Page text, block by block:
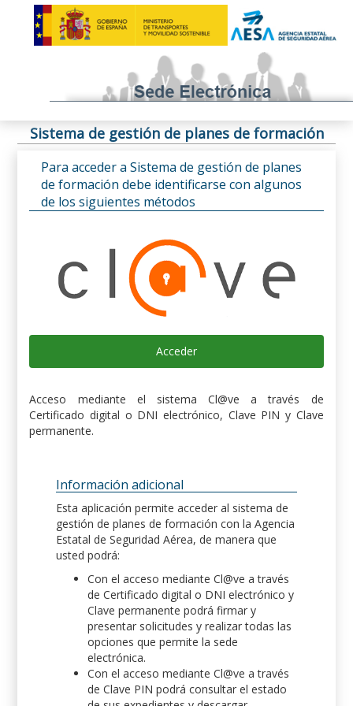
Sistema de gestión de planes de formación
Para acceder a Sistema de gestión de planes
de formación debe identificarse con algunos
de los siguientes métodos
Acceder
Acceso mediante el sistema Cl@ve a través de
Certificado digital o DNI electrónico, Clave PIN y Clave
permanente.
Información adicional
Esta aplicación permite acceder al sistema de
gestión de planes de formación con la Agencia
Estatal de Seguridad Aérea, de manera que
usted podrá:
Con el acceso mediante Cl@ve a través
de Certificado digital o DNI electrónico y
Clave permanente podrá firmar y
presentar solicitudes y realizar todas las
opciones que permite la sede
electrónica.
Con el acceso mediante Cl@ve a través
de Clave PIN podrá consultar el estado